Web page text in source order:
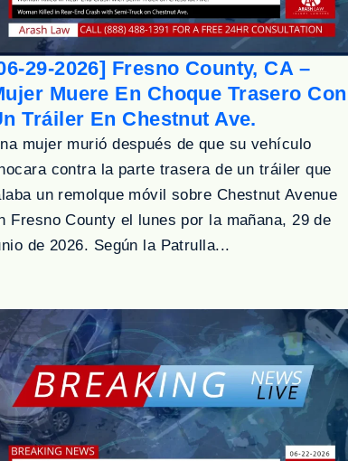
29-2026] Fresno County, CA –
Muere En Choque Trasero Con
Tráiler En Chestnut Ave.
mujer murió después de que su vehículo
contra la parte trasera de un tráiler que
un remolque móvil sobre Chestnut Avenue
Fresno County el lunes por la mañana, 29 de
de 2026. Según la Patrulla...